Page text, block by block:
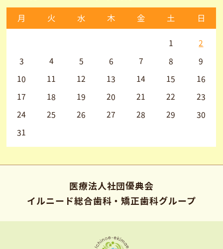
月 火 水 木 金 土 日
1 2
3 4 5 6 7 8 9
10 11 12 13 14 15 16
17 18 19 20 21 22 23
24 25 26 27 28 29 30
31
医療法人社団優典会
イルニード総合歯科・矯正歯科グループ